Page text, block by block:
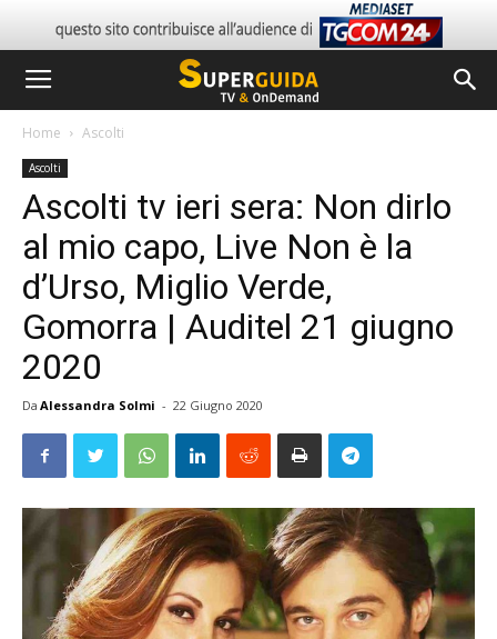
Home Ascolti
Ascolti
Ascolti tv ieri sera: Non dirlo
al mio capo, Live Non è la
d’Urso, Miglio Verde,
Gomorra | Auditel 21 giugno
2020
Da Alessandra Solmi - 22 Giugno 2020